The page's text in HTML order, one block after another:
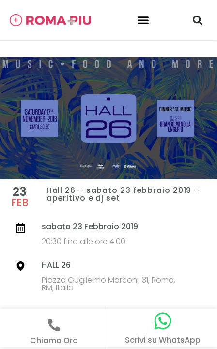
23
FEB
Hall 26 – sabato 23 febbraio 2019 –
aperitivo e dj set
sabato 23 Febbraio 2019
20:30 fino alle ore 4:00
HALL 26
Piazza Guglielmo Marconi, 31, Roma,
RM, Italia
Chiama Ora Scrivi su WhatsApp